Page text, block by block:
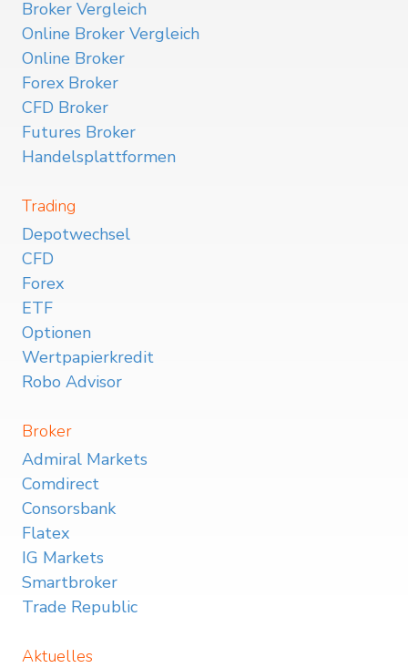
Broker Vergleich
Online Broker Vergleich
Online Broker
Forex Broker
CFD Broker
Futures Broker
Handelsplattformen
Trading
Depotwechsel
CFD
Forex
ETF
Optionen
Wertpapierkredit
Robo Advisor
Broker
Admiral Markets
Comdirect
Consorsbank
Flatex
IG Markets
Smartbroker
Trade Republic
Aktuelles